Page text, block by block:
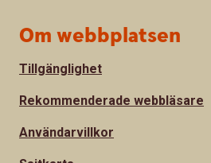
Om webbplatsen
Tillgänglighet
Rekommenderade webbläsare
Användarvillkor